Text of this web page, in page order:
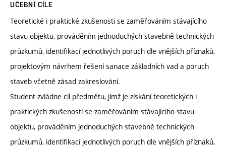
UČEBNÍ CÍLE
Teoretické i praktické zkušenosti se zaměřováním stávajícího
stavu objektu, prováděním jednoduchých stavebně technických
průzkumů, identifikací jednotlivých poruch dle vnějších příznaků,
projektovým návrhem řešení sanace základních vad a poruch
staveb včetně zásad zakreslování.
Student zvládne cíl předmětu, jímž je získání teoretických i
praktických zkušeností se zaměřováním stávajícího stavu
objektu, prováděním jednoduchých stavebně technických
průzkumů, identifikací jednotlivých poruch dle vnějších příznaků,